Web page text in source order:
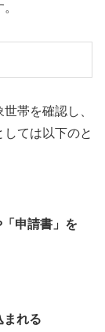
帯を確認し、
ては以下のと
申請書」を
まれる